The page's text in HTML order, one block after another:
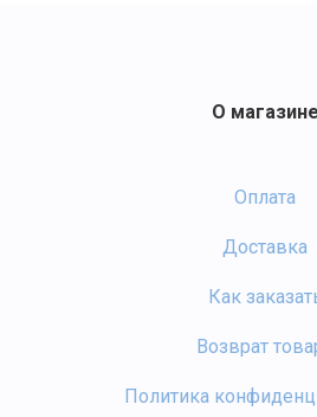
О магазине
Оплата
Доставка
Как
Возврат
Политика